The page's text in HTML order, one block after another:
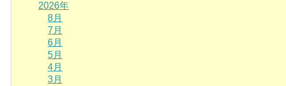
2026年
8月
7月
6月
5月
4月
3月